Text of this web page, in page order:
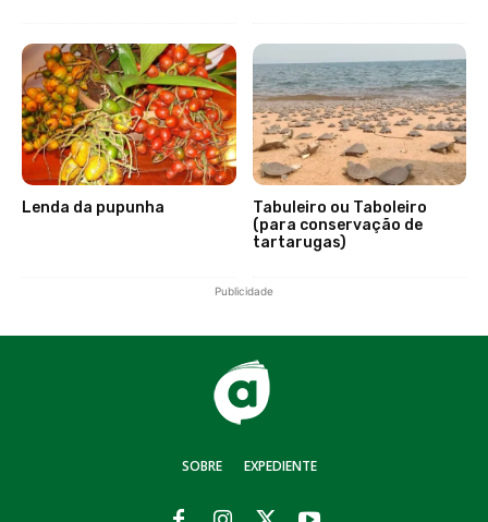
Lenda da pupunha
Tabuleiro ou Taboleiro
(para conservação de
tartarugas)
Publicidade
SOBRE EXPEDIENTE